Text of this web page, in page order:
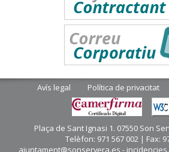
Avís legal Política de privacitat
Plaça de Sant Ignasi 1. 07550 Son
Telèfon: 971 567 002 | Fax: